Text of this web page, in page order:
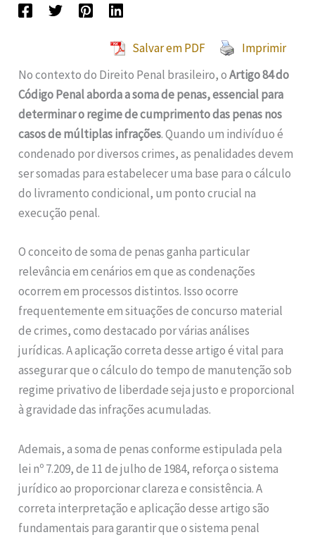
Salvar em PDF
Imprimir
No contexto do Direito Penal brasileiro, oArtigo 84 do
Código Penal aborda a soma de penas, essencial para
determinar o regime de cumprimento das penas nos
casos de múltiplas infrações. Quando um indivíduo é
condenado por diversos crimes, as penalidades devem
ser somadas para estabelecer uma base para o cálculo
do livramento condicional, um ponto crucial na
execução penal.
O conceito de soma de penas ganha particular
relevância em cenários em que as condenações
ocorrem em processos distintos. Isso ocorre
frequentemente em situações de concurso material
de crimes, como destacado por várias análises
jurídicas. A aplicação correta desse artigo é vital para
assegurar que o cálculo do tempo de manutenção sob
regime privativo de liberdade seja justo e proporcional
à gravidade das infrações acumuladas.
Ademais, a soma de penas conforme estipulada pela
lei nº 7.209, de 11 de julho de 1984, reforça o sistema
jurídico ao proporcionar clareza e consistência. A
correta interpretação e aplicação desse artigo são
fundamentais para garantir que o sistema penal